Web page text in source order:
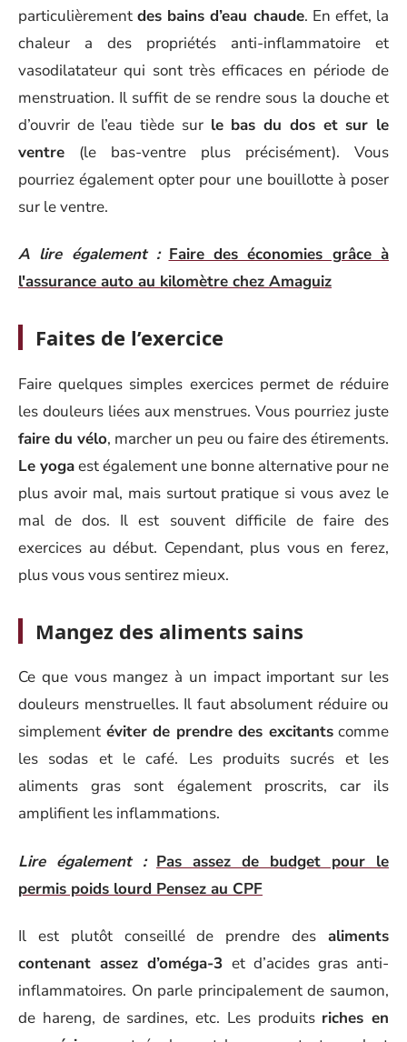
particulièrementdes bains d’eau chaude. En effet, la
chaleur a des propriétés anti-inflammatoire et
vasodilatateur qui sont très efficaces en période de
menstruation. Il suffit de se rendre sous la douche et
d’ouvrir de l’eau tiède sur le bas du dos et sur le
ventre (le bas-ventre plus précisément). Vous
pourriez également opter pour une bouillotte à poser
sur le ventre.
A lire également : Faire des économies grâce à
l'assurance auto au kilomètre chez Amaguiz
Faites de l’exercice
Faire quelques simples exercices permet de réduire
les douleurs liées aux menstrues. Vous pourriez juste
faire du vélo, marcher un peu ou faire des étirements.
Le yogaest également une bonne alternative pour ne
plus avoir mal, mais surtout pratique si vous avez le
mal de dos. Il est souvent difficile de faire des
exercices au début. Cependant, plus vous en ferez,
plus vous vous sentirez mieux.
Mangez des aliments sains
Ce que vous mangez à un impact important sur les
douleurs menstruelles. Il faut absolument réduire ou
simplement éviter de prendre des excitantscomme
les sodas et le café. Les produits sucrés et les
aliments gras sont également proscrits, car ils
amplifient les inflammations.
Lire également : Pas assez de budget pour le
permis poids lourd Pensez au CPF
Il est plutôt conseillé de prendre des aliments
contenant assez d’oméga-3 et d’acides gras anti-
inflammatoires. On parle principalement de saumon,
de hareng, de sardines, etc. Les produits riches en